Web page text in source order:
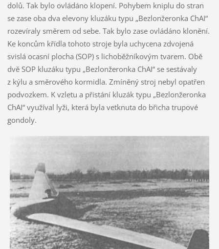
dolů. Tak bylo ovládáno klopení. Pohybem kniplu do stran
se zase oba dva elevony kluzáku typu „Bezlonžeronka ChAI“
rozevíraly směrem od sebe. Tak bylo zase ovládáno klonění.
Ke koncům křídla tohoto stroje byla uchycena zdvojená
svislá ocasní plocha (SOP) s lichoběžníkovým tvarem. Obě
dvě SOP kluzáku typu „Bezlonžeronka ChAI“ se sestávaly
z kýlu a směrového kormidla. Zmíněný stroj nebyl opatřen
podvozkem. K vzletu a přistání kluzák typu „Bezlonžeronka
ChAI“ využíval lyži, která byla vetknuta do břicha trupové
gondoly.